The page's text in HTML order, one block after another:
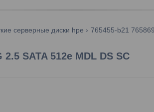
серверные диски hpe 765455-b21
SATA 512e MDL DS SC